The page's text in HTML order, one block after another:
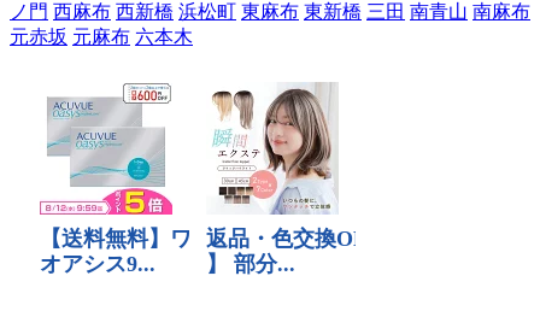
ノ門 西麻布 西新橋 浜松町 東麻布 東新橋 三田 南青山 南麻布
元赤坂 元麻布 六本木